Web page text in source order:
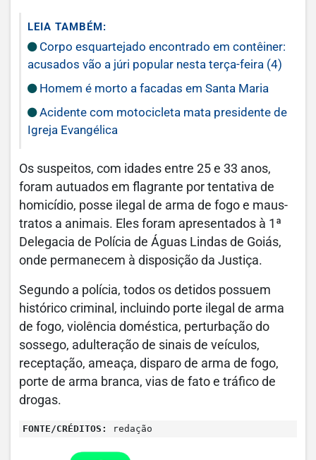
LEIA TAMBÉM:
Corpo esquartejado encontrado em contêiner:
acusados vão a júri popular nesta terça-feira (4)
Homem é morto a facadas em Santa Maria
Acidente com motocicleta mata presidente de
Igreja Evangélica
Os suspeitos, com idades entre 25 e 33 anos,
foram autuados em flagrante por tentativa de
homicídio, posse ilegal de arma de fogo e maus-
tratos a animais. Eles foram apresentados à 1ª
Delegacia de Polícia de Águas Lindas de Goiás,
onde permanecem à disposição da Justiça.
Segundo a polícia, todos os detidos possuem
histórico criminal, incluindo porte ilegal de arma
de fogo, violência doméstica, perturbação do
sossego, adulteração de sinais de veículos,
receptação, ameaça, disparo de arma de fogo,
porte de arma branca, vias de fato e tráfico de
drogas.
FONTE/CRÉDITOS: redação